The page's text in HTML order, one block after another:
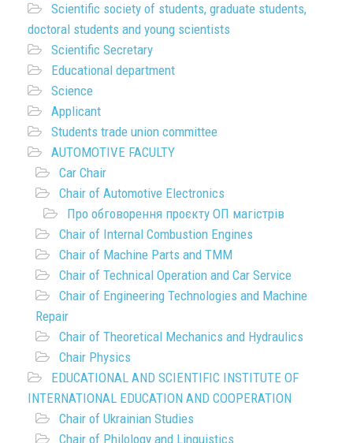
Scientific society of students, graduate students,
doctoral students and young scientists
Scientific Secretary
Educational department
Science
Applicant
Students trade union committee
AUTOMOTIVE FACULTY
Car Chair
Chair of Automotive Electronics
Про обговорення проєкту ОП магістрів
Chair of Internal Combustion Engines
Chair of Machine Parts and TMM
Chair of Technical Operation and Car Service
Chair of Engineering Technologies and Machine
Repair
Chair of Theoretical Mechanics and Hydraulics
Chair Physics
EDUCATIONAL AND SCIENTIFIC INSTITUTE OF
INTERNATIONAL EDUCATION AND COOPERATION
Chair of Ukrainian Studies
Chair of Philology and Linguistics